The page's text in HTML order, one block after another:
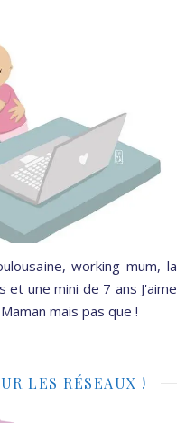
working mum, la
et une mini de 7 ans J'aime
mais pas que !
LES RÉSEAUX !